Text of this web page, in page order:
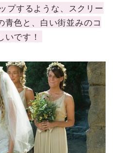
プするような、スクリー
青色と、白い街並みのコ
です！